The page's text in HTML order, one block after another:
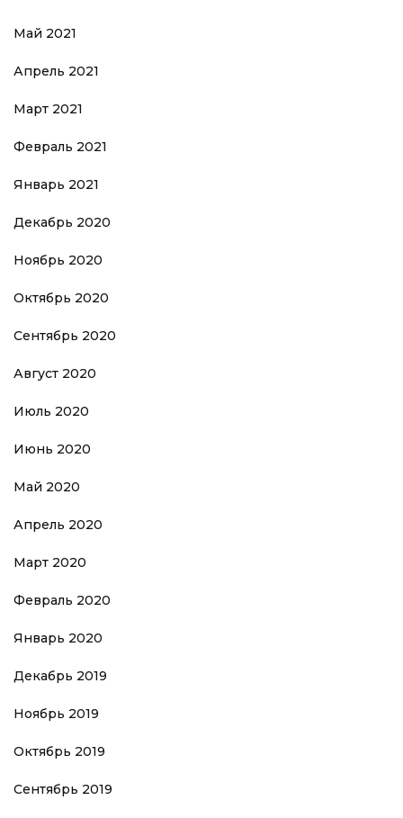
Май 2021
Апрель 2021
Март 2021
Февраль 2021
Январь 2021
Декабрь 2020
Ноябрь 2020
Октябрь 2020
Сентябрь 2020
Август 2020
Июль 2020
Июнь 2020
Май 2020
Апрель 2020
Март 2020
Февраль 2020
Январь 2020
Декабрь 2019
Ноябрь 2019
Октябрь 2019
Сентябрь 2019